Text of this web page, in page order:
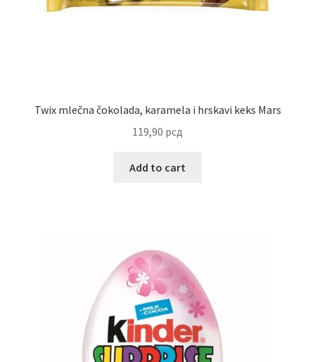
Uredjenje doma
Twix mlečna čokolada, karamela i hrskavi keks Mars
119,90 рсд
Add to cart